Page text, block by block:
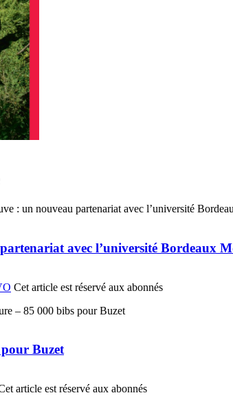
avec l’université Bordeaux
Cet article est réservé aux abonnés
Buzet
article est réservé aux abonnés